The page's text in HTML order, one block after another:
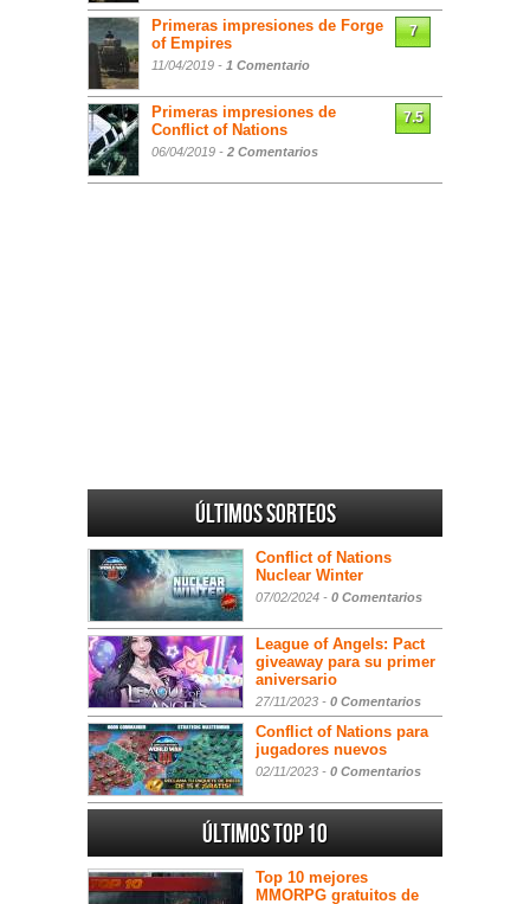
Primeras impresiones de Forge
of Empires
11/04/2019 - 1 Comentario
7
Primeras impresiones de
Conflict of Nations
06/04/2019 - 2 Comentarios
7.5
Últimos sorteos
Conflict of Nations
Nuclear Winter
07/02/2024 - 0 Comentarios
League of Angels: Pact
giveaway para su primer
aniversario
27/11/2023 - 0 Comentarios
Conflict of Nations para
jugadores nuevos
02/11/2023 - 0 Comentarios
Últimos Top 10
Top 10 mejores
MMORPG gratuitos de